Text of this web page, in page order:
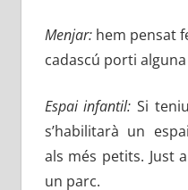
Menjar:hem pensat
cadascú porti
Espai infantil: Si
s’habilitarà un
als més petits. Just
un parc.